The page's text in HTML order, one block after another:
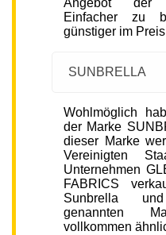
Angebot der
Einfacher zu
günstiger im
SUNBRELLA
Wohlmöglich
der Marke
dieser Marke
Vereinigten
Unternehmen
FABRICS
Sunbrella
genannten
vollkommen